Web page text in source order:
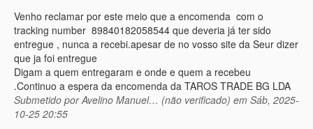
Venho reclamar por este meio que a encomenda com o
tracking number 89840182058544 que deveria já ter sido
entregue , nunca a recebi.apesar de no vosso site da Seur dizer
que ja foi entregue
Digam a quem entregaram e onde e quem a recebeu
.Continuo a espera da encomenda da TAROS TRADE BG LDA
Submetido porAvelino Manuel… (não verificado) em Sáb, 2025-
10-25 20:55